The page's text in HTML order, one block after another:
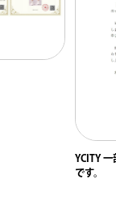
YCITY
です。